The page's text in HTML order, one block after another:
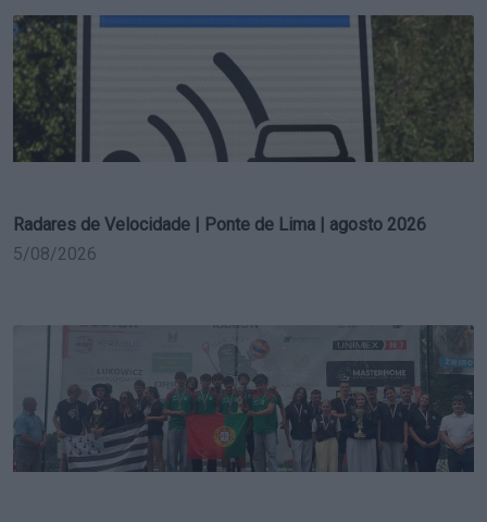
Radares de Velocidade | Ponte de Lima | agosto 2026
5/08/2026